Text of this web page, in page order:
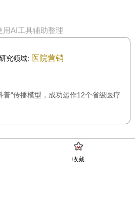
用AI工具辅助整理
究领域: 医院营销
普"传播模型，成功运作12个省级医疗
收藏